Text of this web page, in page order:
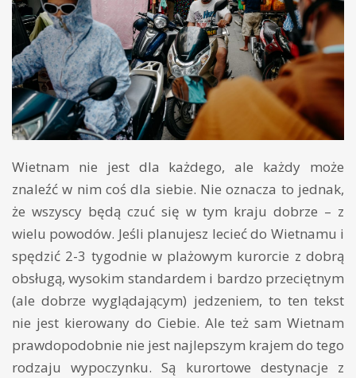
Wietnam nie jest dla każdego, ale każdy może
znaleźć w nim coś dla siebie. Nie oznacza to jednak,
że wszyscy będą czuć się w tym kraju dobrze – z
wielu powodów. Jeśli planujesz lecieć do Wietnamu i
spędzić 2-3 tygodnie w plażowym kurorcie z dobrą
obsługą, wysokim standardem i bardzo przeciętnym
(ale dobrze wyglądającym) jedzeniem, to ten tekst
nie jest kierowany do Ciebie. Ale też sam Wietnam
prawdopodobnie nie jest najlepszym krajem do tego
rodzaju wypoczynku. Są kurortowe destynacje z